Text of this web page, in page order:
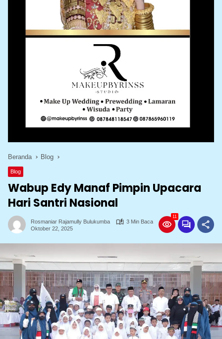
Beranda Blog
Blog
Wabup Edy Manaf Pimpin Upacara
Hari Santri Nasional
Rosmaniar Rajamully Bulukumba
3 Min Baca
Oktober 22, 2025
11